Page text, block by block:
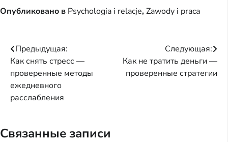
Опубликовано в Psychologia i relacje,Zawody i praca
Навигация
по
записям
Предыдущая:
Как снять стресс —
проверенные методы
ежедневного
расслабления
Следующая:
Как не тратить деньги —
проверенные стратегии
Связанные записи